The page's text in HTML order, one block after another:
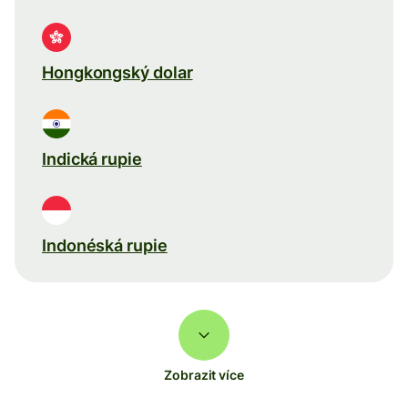
Hongkongský dolar
Indická rupie
Indonéská rupie
Zobrazit více